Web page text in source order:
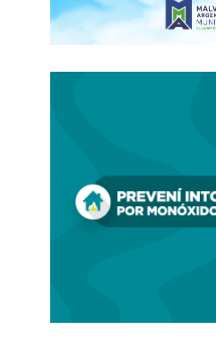
acreditadas en la
traductora en
Desarrollo Productivo
Fuente- junto a la
Comunicación -Noelia